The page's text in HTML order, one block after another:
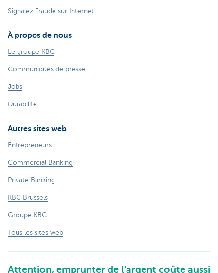
Signalez Fraude sur Internet
À propos de nous
Le groupe KBC
Communiqués de presse
Jobs
Durabilité
Autres sites web
Entrepreneurs
Commercial Banking
Private Banking
KBC Brussels
Groupe KBC
Tous les sites web
Attention, emprunter de l'argent coûte aussi